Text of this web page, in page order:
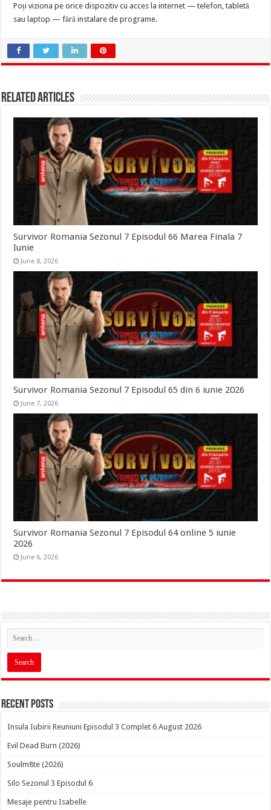
Poți viziona pe orice dispozitiv cu acces la internet — telefon, tabletă
sau laptop — fără instalare de programe.
Related Articles
Survivor Romania Sezonul 7 Episodul 66 Marea Finala 7
Iunie
June 8, 2026
Survivor Romania Sezonul 7 Episodul 65 din 6 iunie 2026
June 7, 2026
Survivor Romania Sezonul 7 Episodul 64 online 5 iunie
2026
June 6, 2026
Recent Posts
Insula Iubirii Reuniuni Episodul 3 Complet 6 August 2026
Evil Dead Burn (2026)
Soulm8te (2026)
Silo Sezonul 3 Episodul 6
Mesaje pentru Isabelle